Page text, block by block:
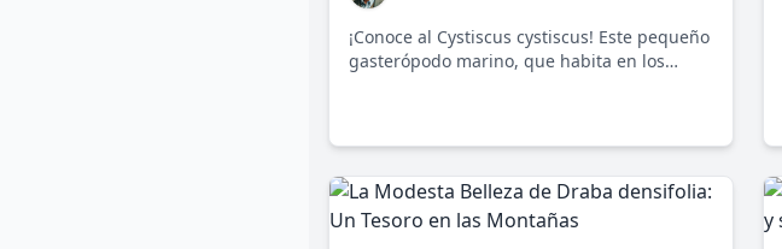
¡Conoce al Cystiscus cystiscus! Este pequeño
gasterópodo marino, que habita en los